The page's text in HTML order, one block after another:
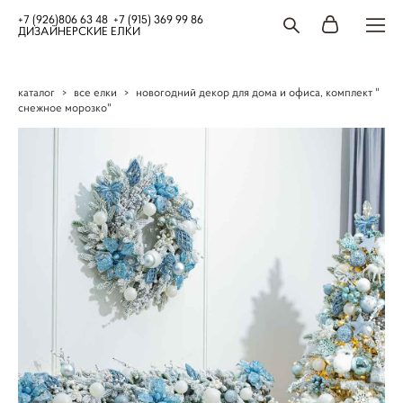
+7 (926)806 63 48 +7 (915) 369 99 86
ДИЗАЙНЕРСКИЕ ЕЛКИ
каталог > все елки > новогодний декор для дома и офиса, комплект "
снежное морозко"